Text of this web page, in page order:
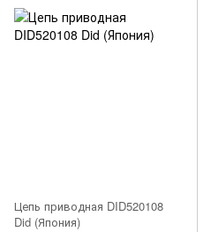
Цепь приводная DID520108
Did (Япония)